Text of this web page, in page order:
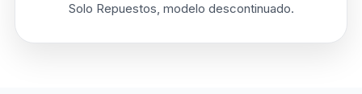
Solo Repuestos, modelo descontinuado.